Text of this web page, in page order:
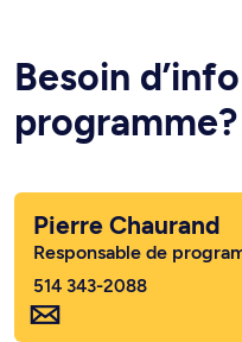
Besoin
programme?
Pierre Chaurand
Responsable de
514 343-2088